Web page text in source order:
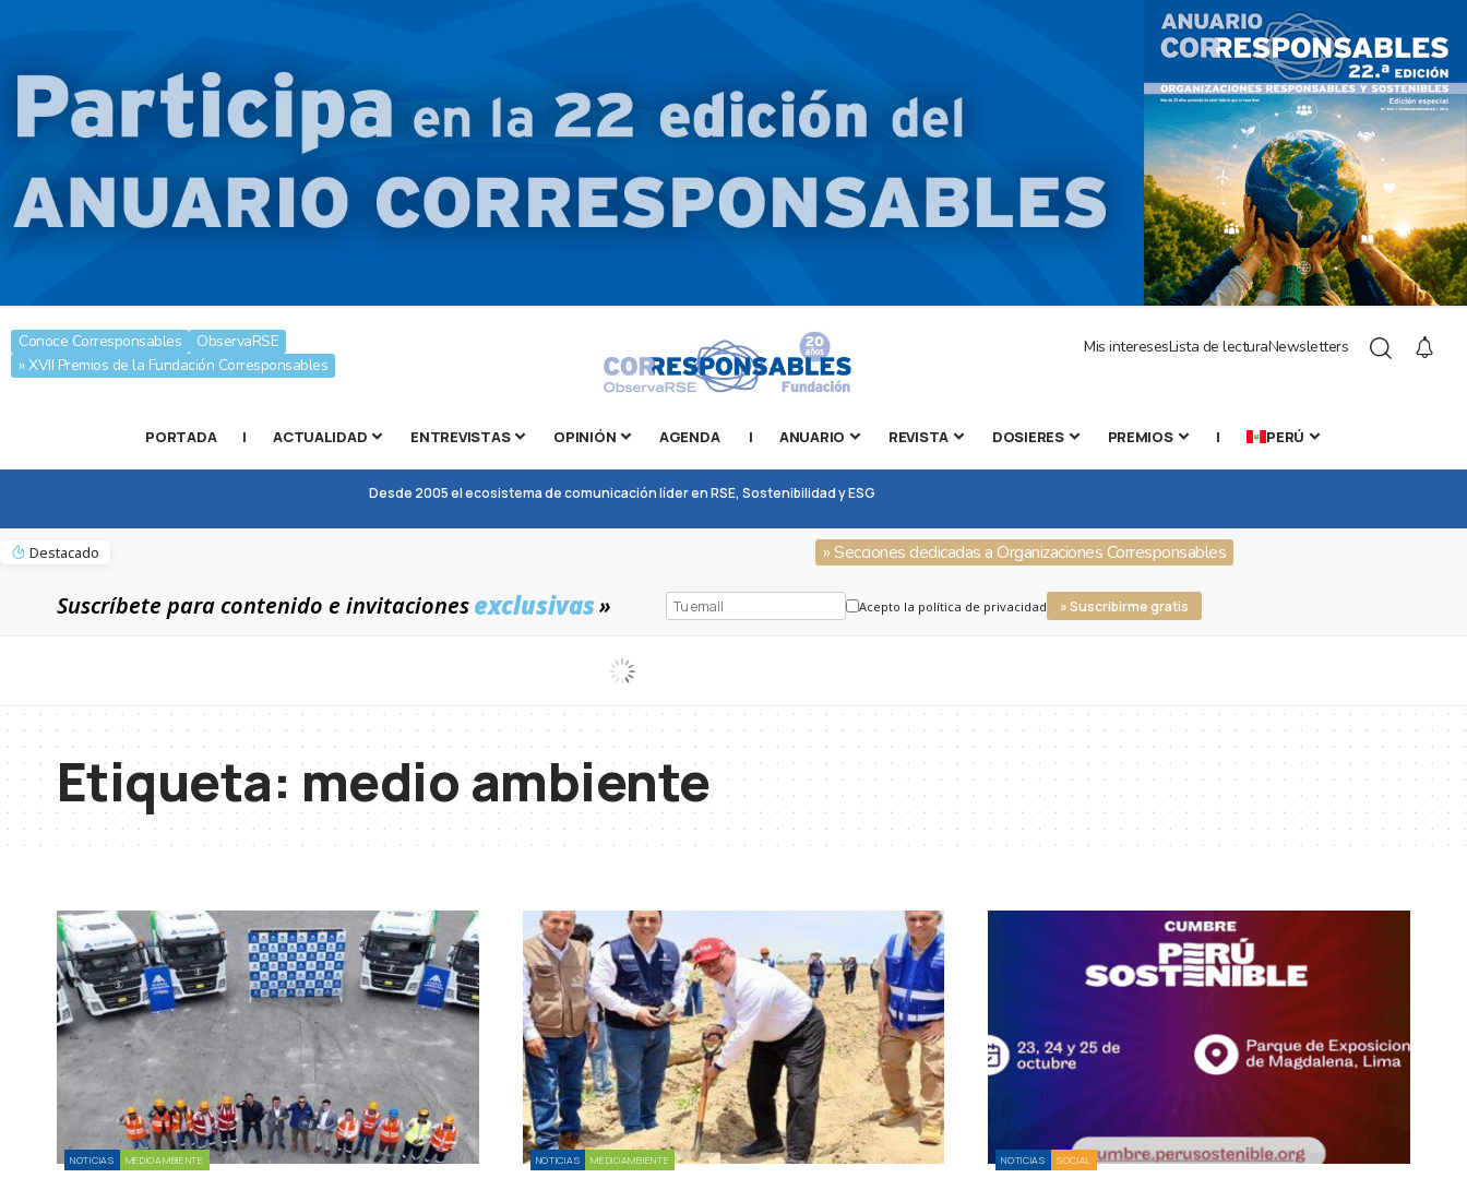
Conoce Corresponsables
ObservaRSE
» XVII Premios de la Fundación Corresponsables
Mis interesesLista de lecturaNewsletters
PORTADA | ACTUALIDAD ENTREVISTAS OPINIÓN AGENDA | ANUARIO REVISTA DOSIERES PREMIOS | PERÚ
Desde 2005 el ecosistema de comunicación líder en RSE, Sostenibilidad y ESG
Destacado » Secciones dedicadas a Organizaciones Corresponsables
Suscríbete para contenido e invitacionesexclusivas» Acepto la política de privacidad » Suscribirme gratis
Etiqueta: medio ambiente
NOTICIAS MEDIOAMBIENTE NOTICIAS MEDIOAMBIENTE NOTICIAS SOCIAL